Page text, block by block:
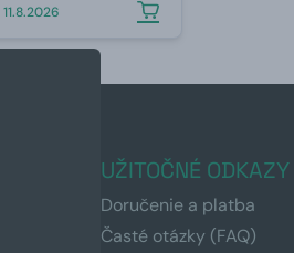
11.8.2026
UŽITOČNÉ ODKAZY
Doručenie a platba
Časté otázky (FAQ)